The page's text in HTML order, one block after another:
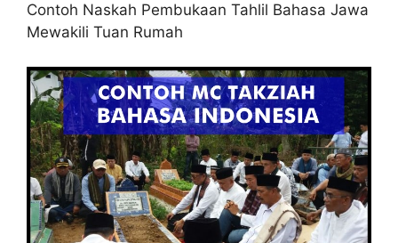
Contoh Naskah Pembukaan Tahlil Bahasa Jawa
Mewakili Tuan Rumah